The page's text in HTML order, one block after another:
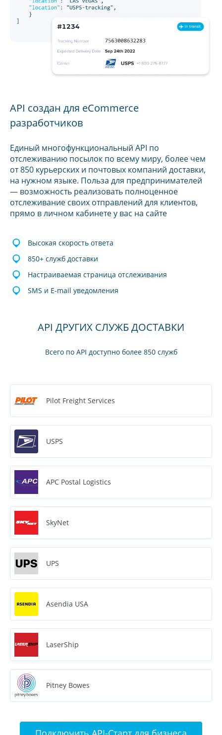
API создан для eCommerce
разработчиков
Единый многофункциональный API по
отслеживанию посылок по всему миру, более чем
от 850 курьерских и почтовых компаний доставки,
на нужном языке. Польза для предпринимателей
— возможность реализовать полноценное
отслеживание своих отправлений для клиентов,
прямо в личном кабинете у вас на сайте
Высокая скорость ответа
850+ служб доставки
Настраиваемая страница отслеживания
SMS и E-mail уведомления
API ДРУГИХ СЛУЖБ ДОСТАВКИ
Всего по API доступно более 850 служб
Pilot Freight Services
USPS
APC Postal Logistics
SkyNet
UPS
Asendia USA
LaserShip
Pitney Bowes